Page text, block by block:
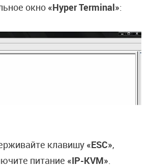
окно «Hyper Terminal»:
клавишу «ESC»,
питание «IP-KVM»